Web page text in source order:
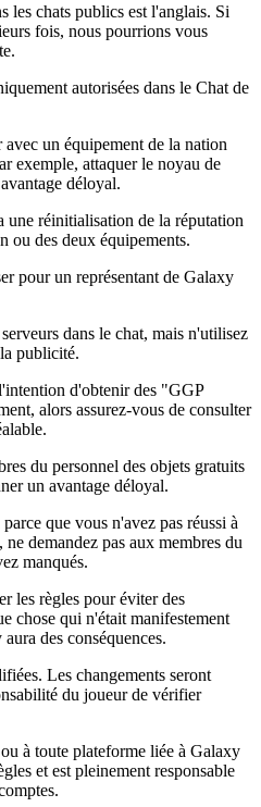
les chats publics est l'anglais. Si
fois, nous pourrions vous
autorisées dans le Chat de
un équipement de la nation
exemple, attaquer le noyau de
déloyal.
réinitialisation de la réputation
ou des deux équipements.
pour un représentant de Galaxy
dans le chat, mais n'utilisez
publicité.
d'obtenir des "GGP
alors assurez-vous de consulter
du personnel des objets gratuits
un avantage déloyal.
que vous n'avez pas réussi à
demandez pas aux membres du
manqués.
les règles pour éviter des
chose qui n'était manifestement
des conséquences.
Les changements seront
du joueur de vérifier
à toute plateforme liée à Galaxy
et est pleinement responsable